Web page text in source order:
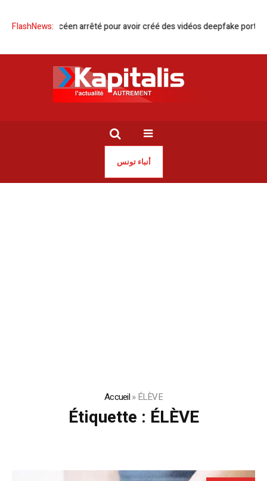
FlashNews:
| Un lycéen arrêté pour avoir créé des vidéos deepfake portant
أنباء تونس
Accueil»ÉLÈVE
Étiquette : ÉLÈVE